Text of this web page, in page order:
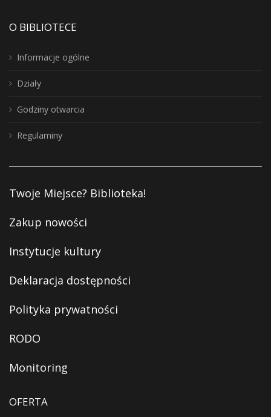
O BIBLIOTECE
Informacje ogólne
Działy
Godziny otwarcia
Regulaminy
Twoje Miejsce? Biblioteka!
Zakup nowości
Instytucje kultury
Deklaracja dostępności
Polityka prywatności
RODO
Monitoring
OFERTA